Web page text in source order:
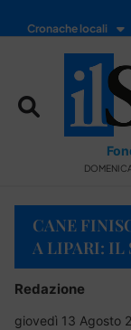
Cronache locali
CANE
A LIPARI: IL
Redazione
giovedì 13 Agosto